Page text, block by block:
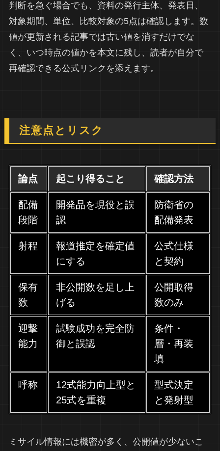
判断を急ぐ場合でも、資料の発行主体、発表日、
対象期間、単位、比較対象の5点は確認します。数
値が更新される記事では古い値を消すだけでな
く、いつ時点の値かを本文に残し、読者が自分で
再確認できる公式リンクを添えます。
注意点とリスク
論点 起こり得ること 確認方法
配備
段階
開発品を現役と誤
認
防衛省の
配備発表
射程
報道推定を確定値
にする
公式仕様
と契約
保有
数
非公開数を足し上
げる
公開取得
数のみ
迎撃
能力
試験成功を完全防
御と誤認
条件・
層・再装
填
呼称
12式能力向上型と
25式を重複
型式決定
と発射型
ミサイル情報には機密が多く、公開値が少ないこ